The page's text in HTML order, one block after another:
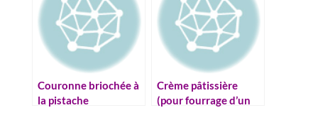
Couronne briochée à
la pistache
Crème pâtissière
(pour fourrage d’un